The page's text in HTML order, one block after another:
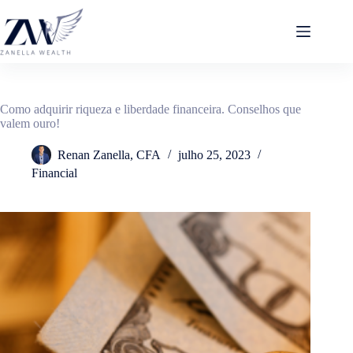
para
conteúdo
Como adquirir riqueza e liberdade financeira. Conselhos que
valem ouro!
Renan Zanella, CFA
julho 25, 2023
Financial